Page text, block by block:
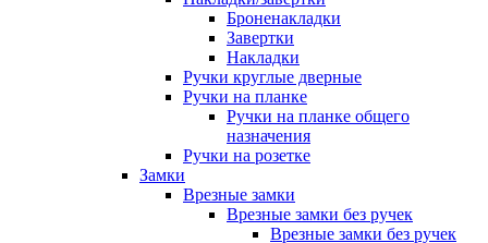
Броненакладки
Завертки
Накладки
Ручки круглые дверные
Ручки на планке
Ручки на планке общего
назначения
Ручки на розетке
Замки
Врезные замки
Врезные замки без ручек
Врезные замки без ручек